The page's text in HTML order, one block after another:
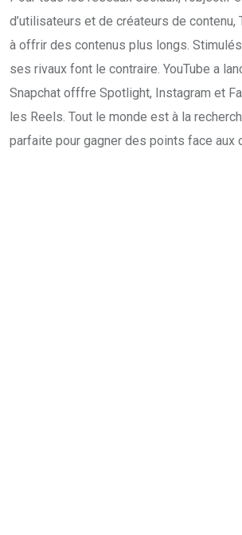
d’utilisateurs et de créateurs de contenu,
à offrir des contenus plus longs.
ses rivaux font le contraire. YouTube a
Snapchat offfre Spotlight, Instagram et
les Reels. Tout le monde est à la
parfaite pour gagner des points face aux